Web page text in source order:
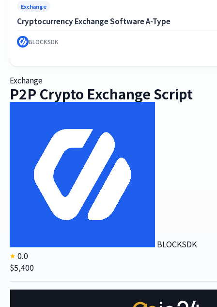
Exchange
Cryptocurrency Exchange Software A-Type
BLOCKSDK
Exchange
P2P Crypto Exchange Script
BLOCKSDK
0.0
$5,400